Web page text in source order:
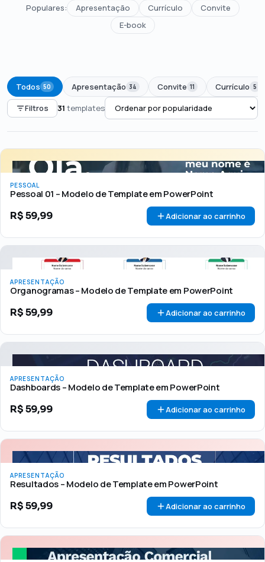
Populares: Apresentação Currículo
Convite
E-book
Todos 50 Apresentação 34 Convite 11 Currículo 5
Filtros 31 templates
PREÇO
Todos Até R$50 R$50 – R$100 Acima de R$100
OFERTA 🏷 Em promoção
PESSOAL
Pessoal 01 – Modelo de Template em PowerPoint
R$59,99 Adicionar ao carrinho
APRESENTAÇÃO
Organogramas – Modelo de Template em PowerPoint
R$59,99 Adicionar ao carrinho
APRESENTAÇÃO
Dashboards – Modelo de Template em PowerPoint
R$59,99 Adicionar ao carrinho
APRESENTAÇÃO
Resultados – Modelo de Template em PowerPoint
R$59,99 Adicionar ao carrinho